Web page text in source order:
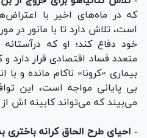
که در ماه‌های اخیر با
است، تلاش دارد تا با مانور در
خود دفاع کند؛ او که
متعدد فساد اقتصادی قرار دارد
بیماری «کرونا» ناکام مانده و
بی پایانی مواجه است، این
می‌بیند که می‌تواند کابینه اش
- احیای طرح الحاق کرانه باختری